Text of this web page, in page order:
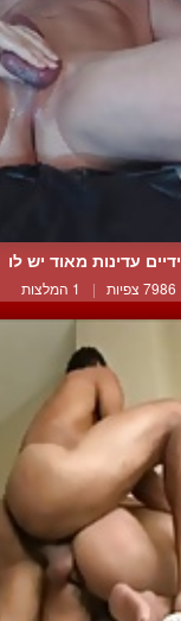
ידיים עדינות מאוד יש לו
7986 צפיות | 1 המלצות